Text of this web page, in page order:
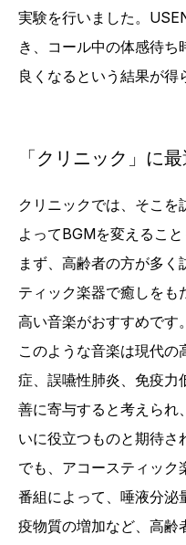
実験を行いました。
き、コール中の体感待
良くなるという結果が得
「クリニック」に
クリニックでは、そこ
よってBGMを変えるこ
まず、高齢者の方が多
ティック楽器で癒しをも
高い音楽がおすすめです。
このような音楽は現代
症、誤嚥性肺炎、免疫力
善に寄与すると考えられ
いに役立つものと期待さ
でも、アコースティック
番組によって、唾液分泌
疫物質の増加など、高齢